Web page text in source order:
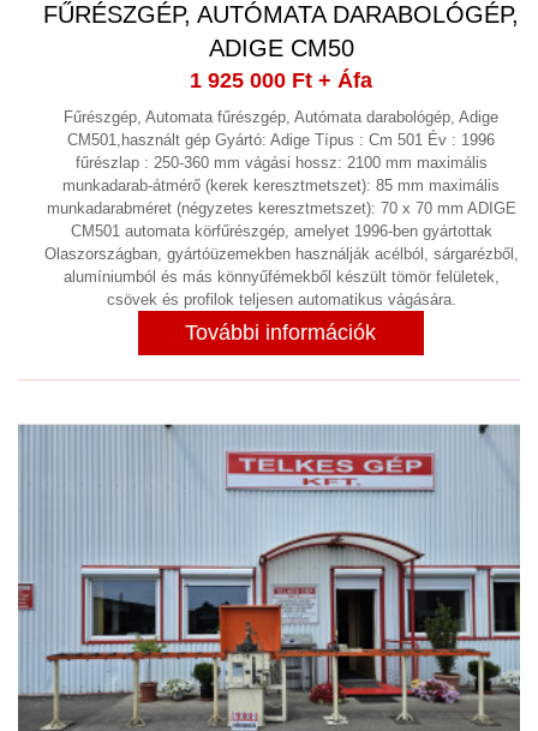
FŰRÉSZGÉP, AUTÓMATA DARABOLÓGÉP,
ADIGE CM50
1 925 000 Ft + Áfa
Fűrészgép, Automata fűrészgép, Autómata darabológép, Adige
CM501,használt gép Gyártó: Adige Típus : Cm 501 Év : 1996
fűrészlap : 250-360 mm vágási hossz: 2100 mm maximális
munkadarab-átmérő (kerek keresztmetszet): 85 mm maximális
munkadarabméret (négyzetes keresztmetszet): 70 x 70 mm ADIGE
CM501 automata körfűrészgép, amelyet 1996-ben gyártottak
Olaszországban, gyártóüzemekben használják acélból, sárgarézből,
alumíniumból és más könnyűfémekből készült tömör felületek,
csövek és profilok teljesen automatikus vágására.
További információk